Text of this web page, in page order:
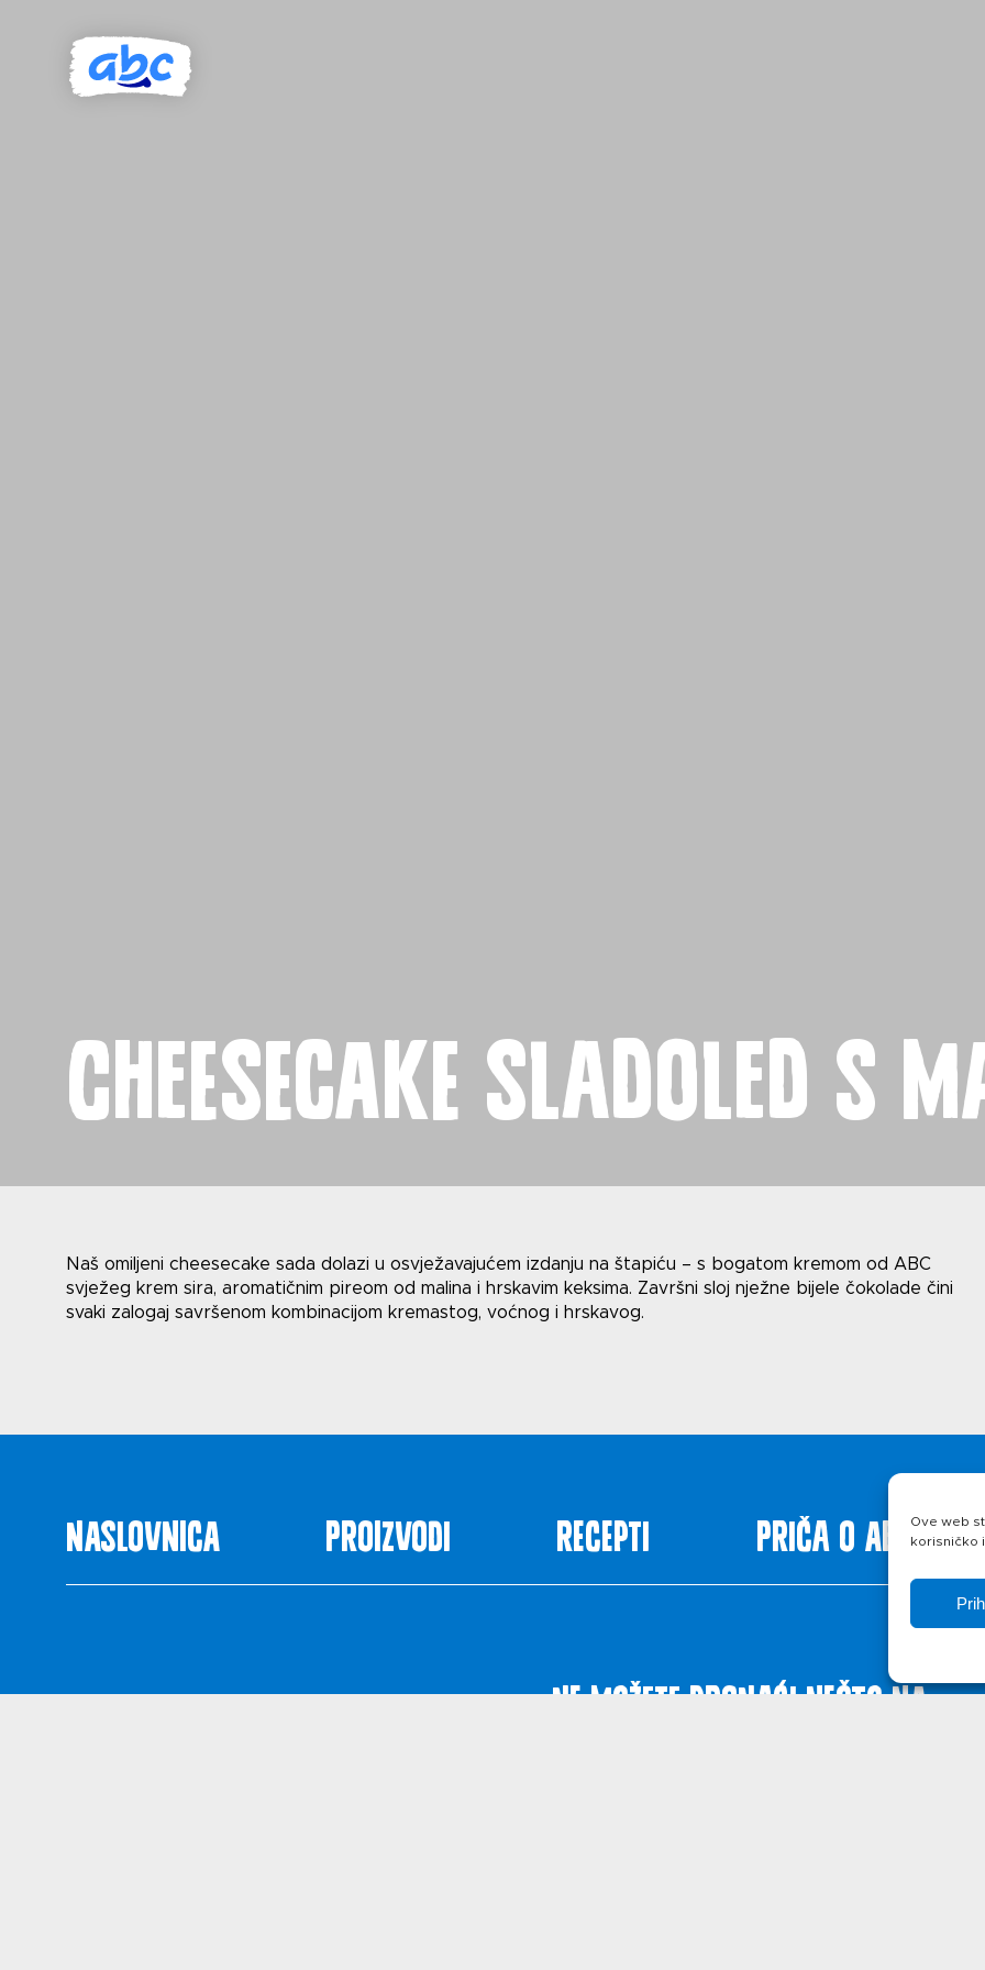
Ove web
korisničko
Novosti
Cheesecake sladoled s
Naš omiljeni cheesecake sada dolazi u osvježavajućem izdanju na štapiću – s bogatom kremom od ABC
svježeg krem sira, aromatičnim pireom od malina i hrskavim keksima. Završni sloj nježne bijele čokolade čini
svaki zalogaj savršenom kombinacijom kremastog, voćnog i hrskavog.
Naslovnica Proizvodi Recepti Priča o ABC siru
Ne možete pronaći nešto na